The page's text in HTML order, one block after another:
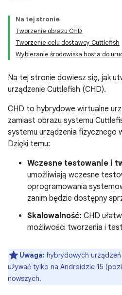
Na tej stronie
Tworzenie obrazu CHD
Tworzenie celu dostawcy Cuttlefish
Wybieranie środowiska hosta do
Na tej stronie dowiesz się, jak
urządzenie Cuttlefish (CHD).
CHD to hybrydowe wirtualne
zamiast obrazu systemu
systemu urządzenia fizycznego
Dzięki temu:
Wczesne testowanie i
umożliwiają wczesne
oprogramowania
zanim będzie dostępny
Skalowalność: CHD
możliwości tworzenia i
Uwaga: hybrydowych
używać tylko na Androidzie 15
nowszych.